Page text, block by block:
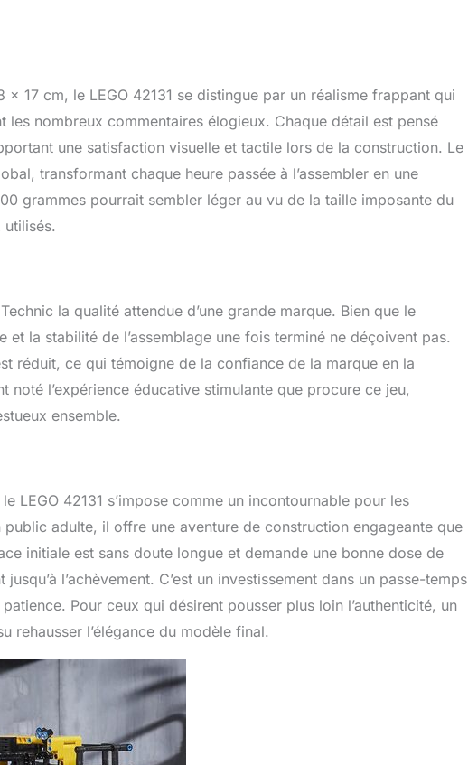
17 cm, le LEGO 42131 se distingue par un réalisme frappant qui
nombreux commentaires élogieux. Chaque détail est pensé
une satisfaction visuelle et tactile lors de la construction. Le
transformant chaque heure passée à l’assembler en une
grammes pourrait sembler léger au vu de la taille imposante du
la qualité attendue d’une grande marque. Bien que le
la stabilité de l’assemblage une fois terminé ne déçoivent pas.
réduit, ce qui témoigne de la confiance de la marque en la
l’expérience éducative stimulante que procure ce jeu,
ensemble.
LEGO 42131 s’impose comme un incontournable pour les
adulte, il offre une aventure de construction engageante que
initiale est sans doute longue et demande une bonne dose de
l’achèvement. C’est un investissement dans un passe-temps
Pour ceux qui désirent pousser plus loin l’authenticité, un
rehausser l’élégance du modèle final.